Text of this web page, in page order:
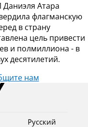
Атара
флагманскую
в страну
цель привести
и полмиллиона - в
десятилетий.
нам
Pусский